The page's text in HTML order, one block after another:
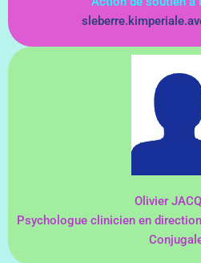
Olivier
Psychologue clinicien en